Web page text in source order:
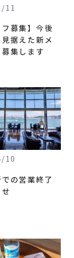
11
フ募集】今後
据えた新メ
集します
10
の営業終了